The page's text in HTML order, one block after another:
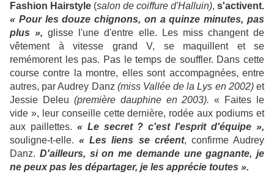
Fashion Hairstyle (salon de coiffure d'Halluin), s'activent.
« Pour les douze chignons, on a quinze minutes, pas
plus », glisse l'une d'entre elle. Les miss changent de
vêtement à vitesse grand V, se maquillent et se
remémorent les pas. Pas le temps de souffler. Dans cette
course contre la montre, elles sont accompagnées, entre
autres, par Audrey Danz (miss Vallée de la Lys en 2002)et
Jessie Deleu (première dauphine en 2003). « Faites le
vide », leur conseille cette dernière, rodée aux podiums et
aux paillettes. « Le secret ? c'est l'esprit d'équipe »,
souligne-t-elle.« Les liens se créent, confirme Audrey
Danz. D'ailleurs, si on me demande une gagnante, je
ne peux pas les départager, je les apprécie toutes ».